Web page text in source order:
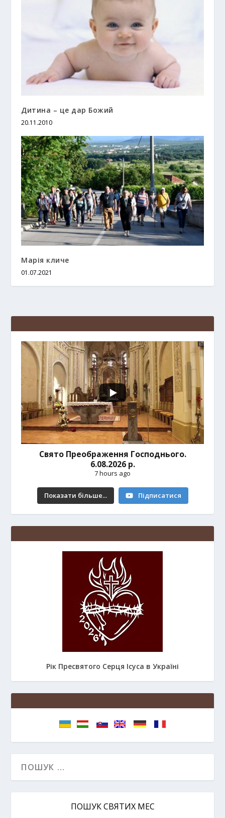
Дитина – це дар Божий
20.11.2010
Марія кличе
01.07.2021
Свято Преображення Господнього.
6.08.2026 р.
7 hours ago
Показати більше... Підписатися
Рік Пресвятого Серця Ісуса в Україні
ПОШУК СВЯТИХ МЕС